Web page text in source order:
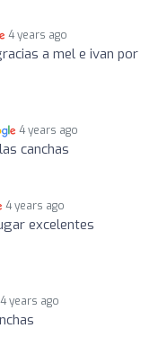
4 years ago
a mel e ivan por
4 years ago
canchas
4 years ago
excelentes
4 years ago